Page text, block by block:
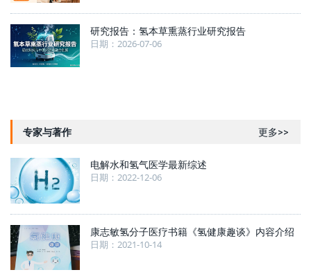
研究报告：氢本草熏蒸行业研究报告
日期：2026-07-06
专家与著作 更多>>
电解水和氢气医学最新综述
日期：2022-12-06
康志敏氢分子医疗书籍《氢健康趣谈》内容介绍
日期：2021-10-14